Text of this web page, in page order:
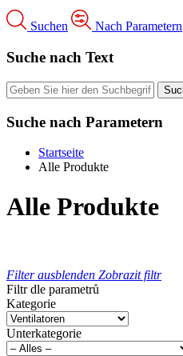
Suchen Nach Parametern
Suche nach Text
Suche nach Parametern
Startseite
Alle Produkte
Alle Produkte
Filter ausblenden Zobrazit filtr
Filtr dle parametrů
Kategorie
Unterkategorie